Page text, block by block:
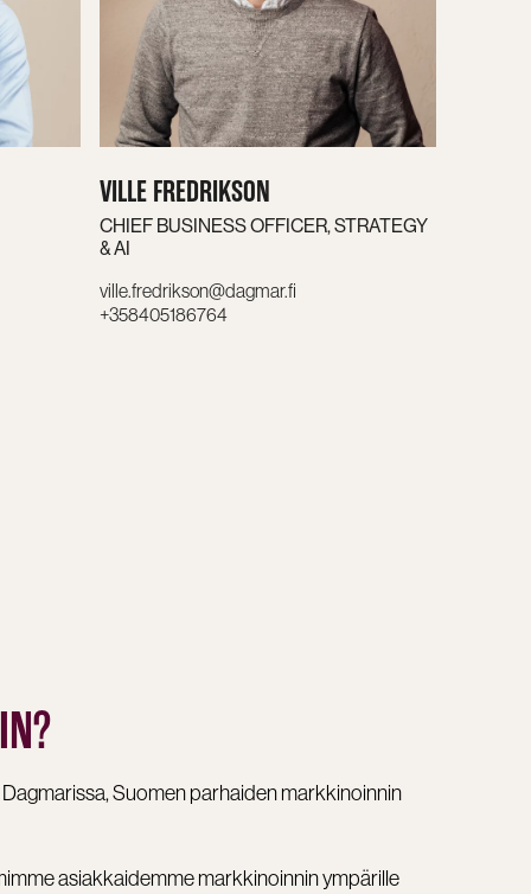
VILLE FREDRIKSON
CHIEF BUSINESS OFFICER, STRATEGY
& AI
ville.fredrikson@dagmar.fi
+358405186764
Suomen parhaiden markkinoinnin
asiakkaidemme markkinoinnin ympärille